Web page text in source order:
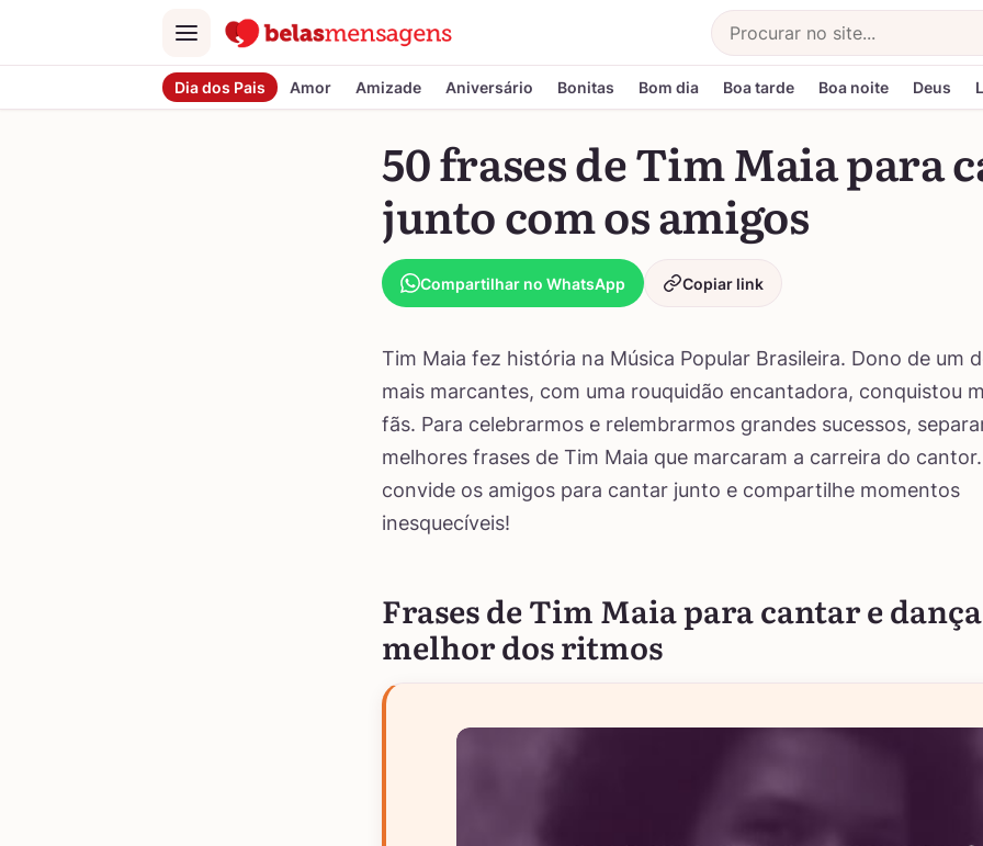
Menu
Buscar
Dia dos Pais Amor Amizade Aniversário Bonitas Bom dia Boa tarde Boa noite Deus
50 frases de Tim Maia para
junto com os amigos
Compartilhar no WhatsApp Copiar link
Tim Maia fez história na Música Popular Brasileira. Dono de um
mais marcantes, com uma rouquidão encantadora, conquistou
fãs. Para celebrarmos e relembrarmos grandes sucessos,
melhores frases de Tim Maia que marcaram a carreira do
convide os amigos para cantar junto e compartilhe momentos
inesquecíveis!
Frases de Tim Maia para cantar e
melhor dos ritmos